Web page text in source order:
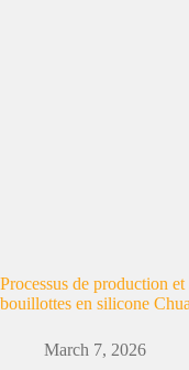
Processus de production
bouillottes en silicone
March 7, 2026